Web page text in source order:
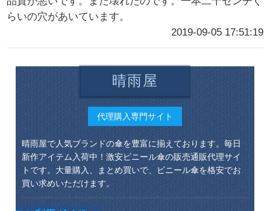
らいの穴があいています。
2019-09-05 17:51:19
晴雨屋
代理購入専門サイト
晴雨屋で人気ブランドの傘を豊富に揃えております。毎日
新作アイテム入荷中！激安ビニール傘の販売通販代理サイ
トです。大量購入、まとめ買いで、ビニール傘を格安でお
買い求めいただけます。